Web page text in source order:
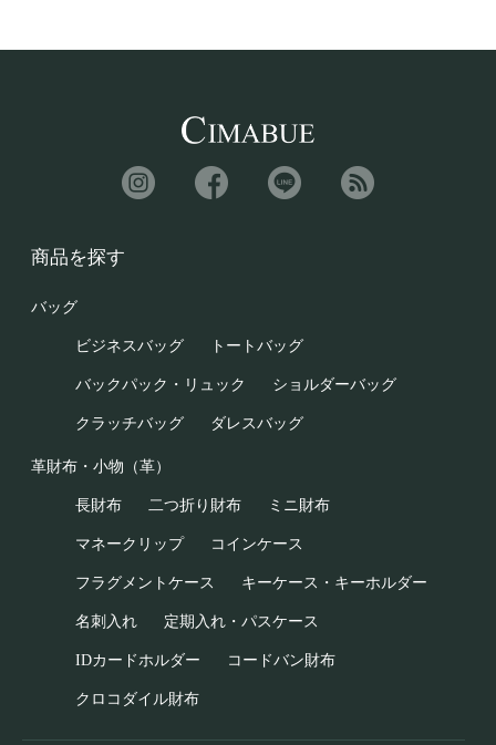
商品を探す
バッグ
ビジネスバッグ トートバッグ
バックパック・リュック ショルダーバッグ
クラッチバッグ ダレスバッグ
革財布・小物（革）
長財布 二つ折り財布 ミニ財布
マネークリップ コインケース
フラグメントケース キーケース・キーホルダー
名刺入れ 定期入れ・パスケース
IDカードホルダー コードバン財布
クロコダイル財布